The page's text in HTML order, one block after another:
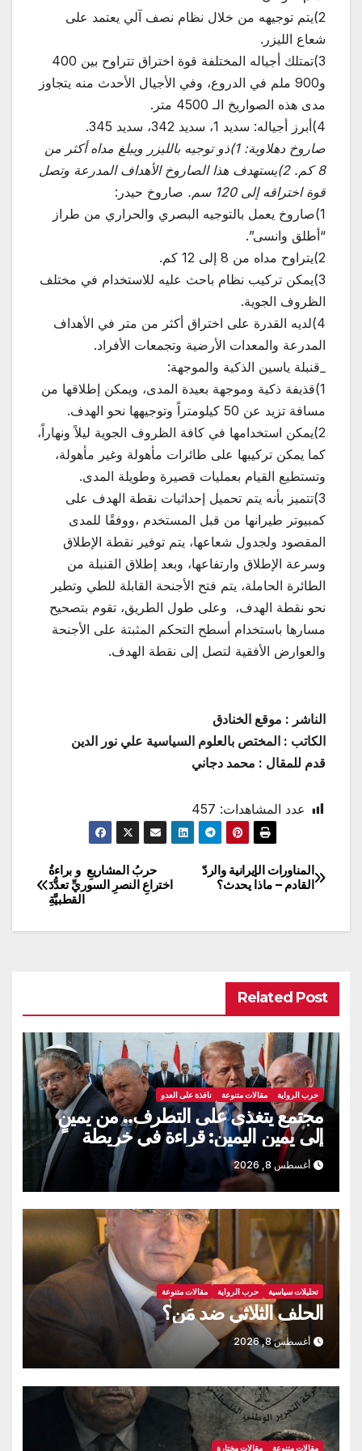
2)يتم توجيهه من خلال نظام نصف آلي يعتمد على
شعاع الليزر.
3)تمتلك أجياله المختلفة قوة اختراق تتراوح بين 400
و900 ملم في الدروع، وفي الأجيال الأحدث منه يتجاوز
مدى هذه الصواريخ الـ 4500 متر.
4)أبرز أجياله: سديد 1، سديد 342، سديد 345.
صاروخ دهلاوية: 1)ذو توجيه بالليزر ويبلغ مداه أكثر من
8 كم. 2)يستهدف هذا الصاروخ الأهداف المدرعة وتصل
قوة اختراقه إلى 120 سم.
صاروخ حيدر:
1)صاروخ يعمل بالتوجيه البصري والحراري من طراز
“أطلق وانسى”.
2)يتراوح مداه من 8 إلى 12 كم.
3)يمكن تركيب نظام باحث عليه للاستخدام في مختلف
الظروف الجوية.
4)لديه القدرة على اختراق أكثر من متر في الأهداف
المدرعة والمعدات الأرضية وتجمعات الأفراد.
_قنبلة ياسين الذكية والموجهة:
1)قذيفة ذكية وموجهة بعيدة المدى، ويمكن إطلاقها من
مسافة تزيد عن 50 كيلومتراً وتوجيهها نحو الهدف.
2)يمكن استخدامها في كافة الظروف الجوية ليلاً ونهاراً،
كما يمكن تركيبها على طائرات مأهولة وغير مأهولة،
وتستطيع القيام بعمليات قصيرة وطويلة المدى.
3)تتميز بأنه يتم تحميل إحداثيات نقطة الهدف على
كمبيوتر طيرانها من قبل المستخدم ،ووفقًا للمدى
المقصود ولجدول شعاعها، يتم توفير نقطة الإطلاق
وسرعة الإطلاق وارتفاعها، وبعد إطلاق القنبلة من
الطائرة الحاملة، يتم فتح الأجنحة القابلة للطي وتطير
نحو نقطة الهدف، وعلى طول الطريق، تقوم بتصحيح
مسارها باستخدام أسطح التحكم المثبتة على الأجنحة
والعوارض الأفقية لتصل إلى نقطة الهدف.
الناشر : موقع الخنادق
الكاتب : المختص بالعلوم السياسية علي نور الدين
قدم للمقال : محمد دجاني
عدد المشاهدات: 457
تصفّح
حربُ المشاريعِ و براءةُ
اختراعِ النصرِ السوريِّ تعدُّدَ
القطبيَّةِ
المناورات الإيرانية والردّ
القادم – ماذا يحدث؟
Related Post
حرب الرواية مقالات متنوعة نافذة على العدو
مجتمع يتغذى على التطرف.. من يمينٍ
إلى يمين اليمين: قراءة في خريطة
الانتخابات “الإسرائيلية” المقبلة
أغسطس 8, 2026
تحليلات سياسية حرب الرواية مقالات متنوعة
الحلف الثلاثي ضد مَن؟
أغسطس 8, 2026
مقالات متنوعة مقالات مختارة